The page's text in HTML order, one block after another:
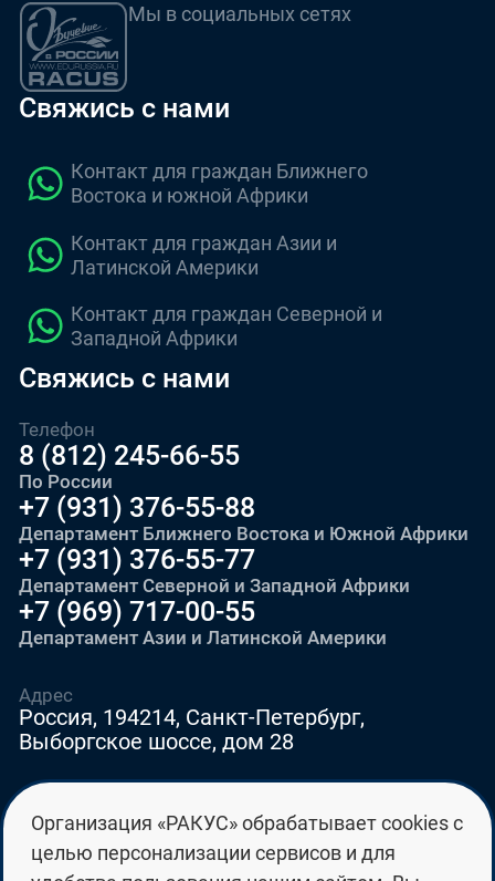
Мы в социальных сетях
Свяжись с нами
Контакт для граждан Ближнего
Востока и южной Африки
Контакт для граждан Азии и
Латинской Америки
Контакт для граждан Северной и
Западной Африки
Свяжись с нами
Телефон
8 (812) 245-66-55
По России
+7 (931) 376-55-88
Департамент Ближнего Востока и Южной Африки
+7 (931) 376-55-77
Департамент Северной и Западной Африки
+7 (969) 717-00-55
Департамент Азии и Латинской Америки
E-mail
education@edurussia.org
edurussia@racus.ru
Адрес
Россия, 194214, Санкт-Петербург,
Выборгское шоссе, дом 28
Организация «РАКУС» обрабатывает cookies с
целью персонализации сервисов и для